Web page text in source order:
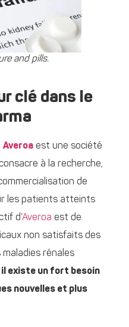
and pills.
clé dans le
Averoa est une société
à la recherche,
de
les patients atteints
d’Averoa est de
non satisfaits des
rénales
il existe un fort besoin
nouvelles et plus